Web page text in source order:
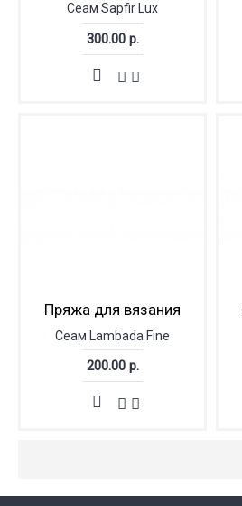
Сеам Sapfir Lux
300.00 р.
Пряжа для вязания
Сеам Lambada Fine
200.00 р.